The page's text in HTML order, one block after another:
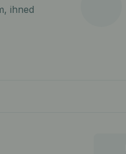
ihned